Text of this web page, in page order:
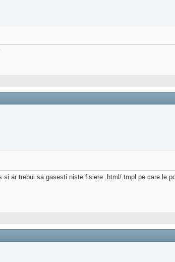
ar trebui sa gasesti niste fisiere .html/.tmpl pe care le